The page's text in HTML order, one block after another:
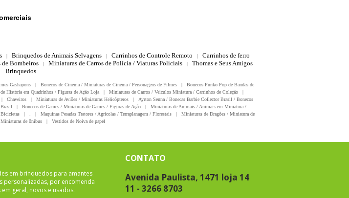
| Brinquedos de Animais Selvagens | Carrinhos de Controle Remoto |
Carrinhos de ferro
de Bombeiros | Miniaturas de Carros de Polícia / Viaturas Policiais |
Thomas e Seus Amigos
Brinquedos
Gashapons | Bonecos de Cinema / Miniaturas de Cinema / Personagens de Filmes |
Bonecos Funko Pop de Bandas de
História em Quadrinhos / Figuras de Ação Loja | Miniaturas de Carros / Veículos Miniatura / Carrinhos de Coleção
|
| Chaveiros | Miniaturas de Aviões / Miniaturas Helicópteros |
Ayrton Senna / Bonecas Barbie Collector Brasil / Bonecos
| Bonecos de Games / Miniaturas de Games / Figuras de Ação |
Miniaturas de Animais / Animais em Miniatura /
| | Maquinas Pesadas Tratores / Agricolas / Terraplanagem / Florestais |
Miniaturas de Dragões / Miniatura de
Miniaturas de ônibus | Vestidos de Noiva de papel
em brinquedos para amantes
personalizadas, por encomenda
geral, novos e usados.
CONTATO
Avenida Paulista, 1471 loja 14
11 - 3266 8703